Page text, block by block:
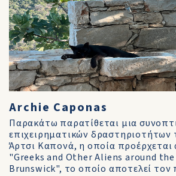
Archie Caponas
Παρακάτω παρατίθεται μια
επιχειρηματικών δραστηριοτήτων
Άρτσι Καπονά, η οποία προέρχεται
"Greeks and Other Aliens around the
Brunswick", το οποίο αποτελεί τον